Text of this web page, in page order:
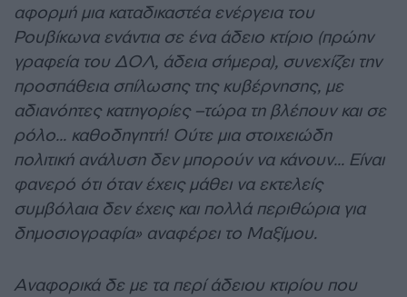
αφορμή μια καταδικαστέα ενέργεια του
Ρουβίκωνα ενάντια σε ένα άδειο κτίριο (πρώην
γραφεία του ΔΟΛ, άδεια σήμερα), συνεχίζει την
προσπάθεια σπίλωσης της κυβέρνησης, με
αδιανόητες κατηγορίες –τώρα τη βλέπουν και σε
ρόλο… καθοδηγητή! Ούτε μια στοιχειώδη
πολιτική ανάλυση δεν μπορούν να κάνουν… Είναι
φανερό ότι όταν έχεις μάθει να εκτελείς
συμβόλαια δεν έχεις και πολλά περιθώρια για
δημοσιογραφία» αναφέρει το Μαξίμου.
Αναφορικά δε με τα περί άδειου κτιρίου που